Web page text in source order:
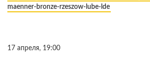
maenner-bronze-rzeszow-lube-lde
17 апреля, 19:00